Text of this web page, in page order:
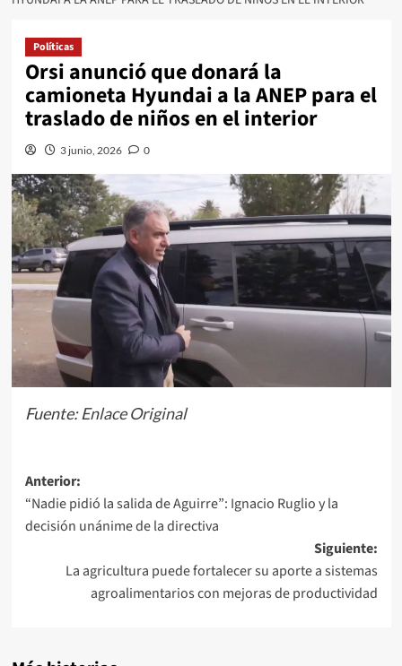
Políticas
Orsi anunció que donará la
camioneta Hyundai a la ANEP para el
traslado de niños en el interior
3 junio, 2026 0
Fuente:Enlace Original
Navegación
de
entradas
Anterior:
“Nadie pidió la salida de Aguirre”: Ignacio Ruglio y la
decisión unánime de la directiva
Siguiente:
La agricultura puede fortalecer su aporte a sistemas
agroalimentarios con mejoras de productividad